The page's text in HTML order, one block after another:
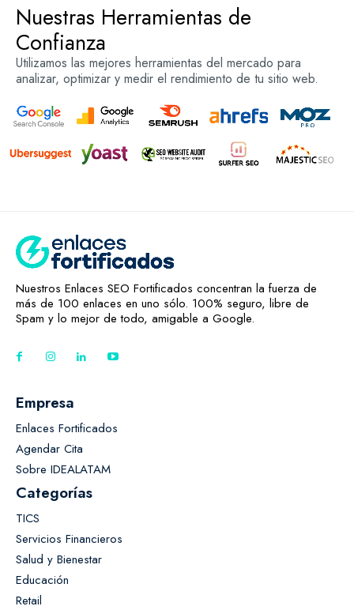
Nuestras Herramientas de
Confianza
Utilizamos las mejores herramientas del mercado para
analizar, optimizar y medir el rendimiento de tu sitio web.
Nuestros Enlaces SEO Fortificados concentran la fuerza de
más de 100 enlaces en uno sólo. 100% seguro, libre de
Spam y lo mejor de todo, amigable a Google.
Empresa
Enlaces Fortificados
Agendar Cita
Sobre IDEALATAM
Categorías
TICS
Servicios Financieros
Salud y Bienestar
Educación
Retail